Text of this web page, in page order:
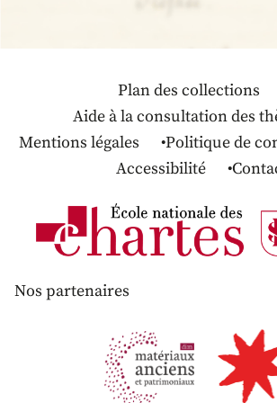
Plan des collections
Aide à la consultation des
Mentions légales
Politique de
Accessibilité
Nos partenaires